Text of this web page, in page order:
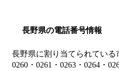
長野県の電話番号情報
長野県に割り当てられている
0260・0261・0263・0264・